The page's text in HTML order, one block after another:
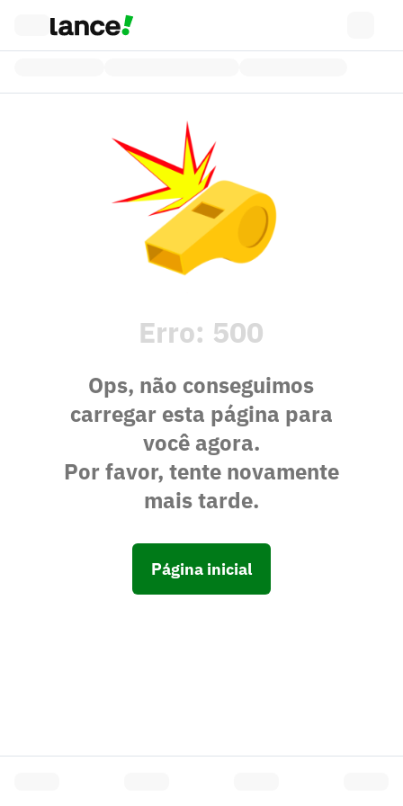
Erro: 500
Ops, não conseguimos
carregar esta página para
você agora.
Por favor, tente novamente
mais tarde.
Página inicial